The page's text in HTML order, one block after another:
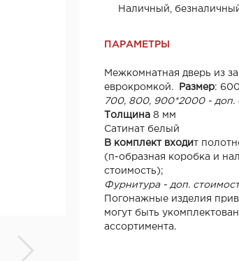
Наличный,
ПАРАМЕТРЫ
Межкомнатная дверь из
еврокромкой.
Размер:
700, 800, 900*2000- доп.
Толщина 8 мм
Сатинат белый
В комплект входит
(п-образная коробка и
стоимость);
Фурнитура - доп.
Погонажные изделия
могут быть
ассортимента.